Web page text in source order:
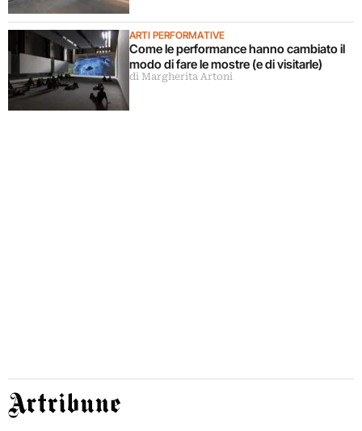
ARTI PERFORMATIVE
Come le performance hanno cambiato il
modo di fare le mostre (e di visitarle)
di Margherita Artoni
Artribune